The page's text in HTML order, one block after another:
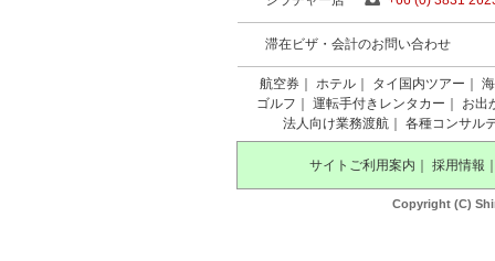
滞在ビザ・会計のお問い合わせ
航空券 ホテル タイ国内ツアー
ゴルフ
運転手付きレンタカー
お出
法人向け業務渡航
各種コンサル
サイトご利用案内 採用情報
Copyright (C)